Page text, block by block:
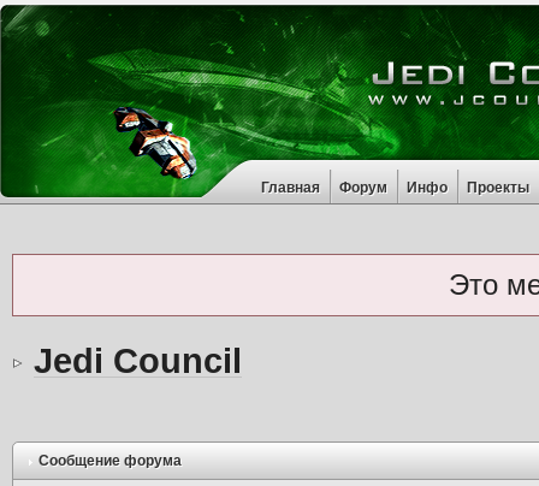
Главная Форум Инфо Проекты
Это
Jedi Council
Сообщение форума